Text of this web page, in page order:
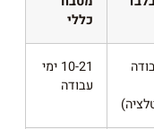
כללי
10-21 ימי
עבודה